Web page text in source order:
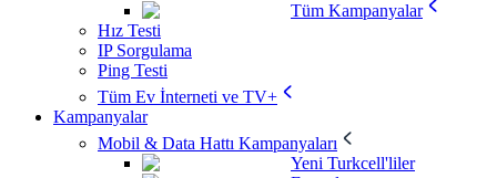
Tüm Kampanyalar
Hız Testi
IP Sorgulama
Ping Testi
Tüm Ev İnterneti ve TV+
Kampanyalar
Mobil & Data Hattı Kampanyaları
Yeni Turkcell'liler